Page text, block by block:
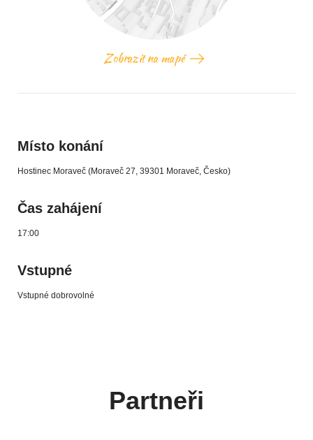
Zobrazit na mapě
Místo konání
Hostinec Moraveč (Moraveč 27, 39301 Moraveč, Česko)
Čas zahájení
17:00
Vstupné
Vstupné dobrovolné
Partneři